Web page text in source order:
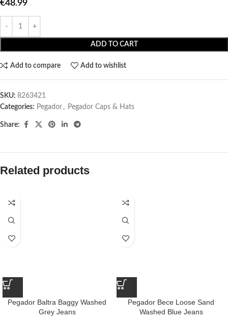
€48.99
ADD TO CART
Add to compare Add to wishlist
SKU: 8263421
Categories: Pegador​ , Pegador Caps & Hats
Share:
Related products
Pegador Baltra Baggy Washed
Grey Jeans
Pegador Bece Loose Sand
Washed Blue Jeans